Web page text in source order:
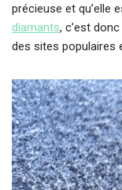
précieuse et qu’elle
diamants, c’est
des sites populaires